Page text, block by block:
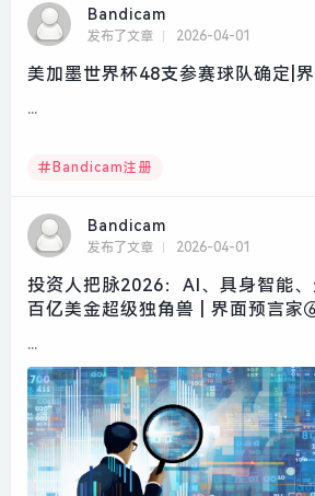
Bandicam
发布了文章 2026-04-01
美加墨世界杯48支参赛球队确定|
...
Bandicam注册
Bandicam
发布了文章 2026-04-01
投资人把脉2026：AI、具身智能
百亿美金超级独角兽 | 界面预言家
...